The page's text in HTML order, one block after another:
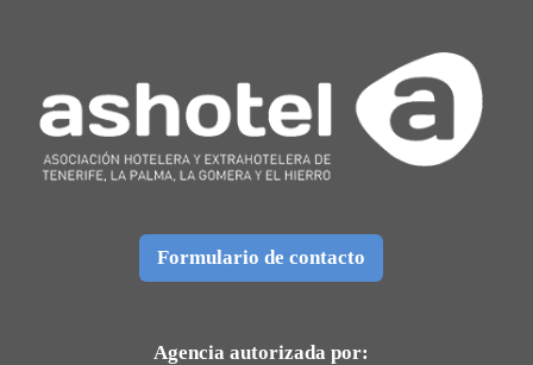
Formulario de contacto
Agencia autorizada por: